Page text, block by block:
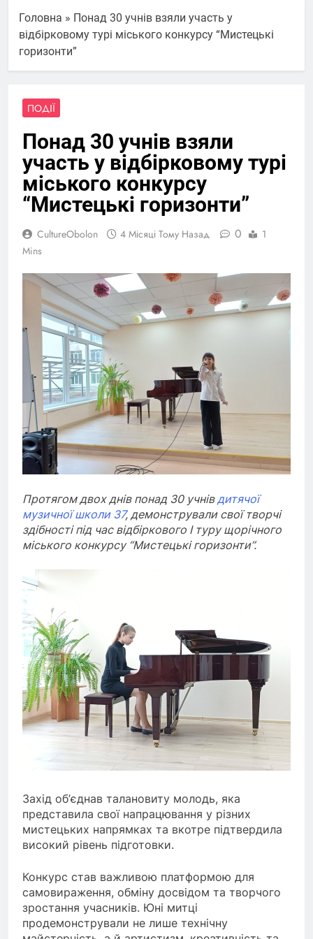
Головна » Понад 30 учнів взяли участь у
відбірковому турі міського конкурсу “Мистецькі
горизонти”
ПОДІЇ
Понад 30 учнів взяли
участь у відбірковому турі
міського конкурсу
“Мистецькі горизонти”
CultureObolon 4 Місяці Тому Назад 0
1
Mins
Протягом двох днів понад 30 учнів дитячої
музичної школи 37, демонстрували свої творчі
здібності під час відбіркового І туру щорічного
міського конкурсу “Мистецькі горизонти”.
Захід об’єднав талановиту молодь, яка
представила свої напрацювання у різних
мистецьких напрямках та вкотре підтвердила
високий рівень підготовки.
Конкурс став важливою платформою для
самовираження, обміну досвідом та творчого
зростання учасників. Юні митці
продемонстрували не лише технічну